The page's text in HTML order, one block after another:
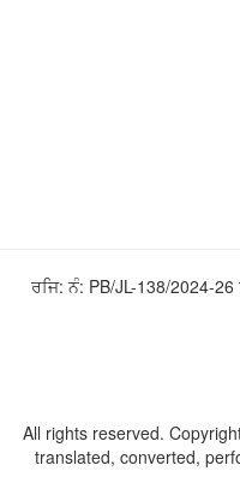
ਰਜਿ: ਨੰ: PB/JL-138/2024-
All rights reserved.
translated, converted,